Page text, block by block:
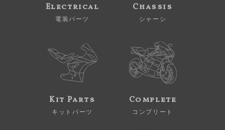
Electrical
電装パーツ
Chassis
シャーシ
Kit Parts
キットパーツ
Complete
コンプリート